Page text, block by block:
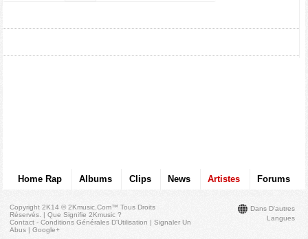
Home Rap Albums Clips News Artistes Forums
Dans D'autres
Langues
Copyright 2K14 © 2Kmusic.com™Tous Droits
Réservés . |Que Signifie 2Kmusic ?
Contact - Conditions Générales D'Utilisation |Signaler Un
Abus |Google+